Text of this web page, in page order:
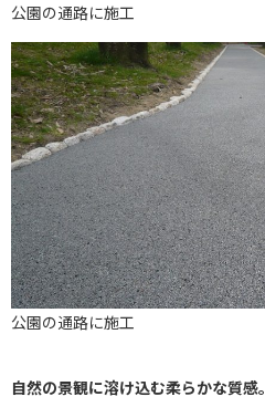
公園の通路に施工
公園の通路に施工
自然の景観に溶け込む柔らかな質感。